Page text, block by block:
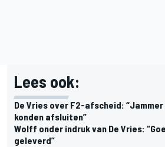
Lees ook:
De Vries over F2-afscheid:
konden afsluiten”
Wolff onder indruk van De Vries:
geleverd”